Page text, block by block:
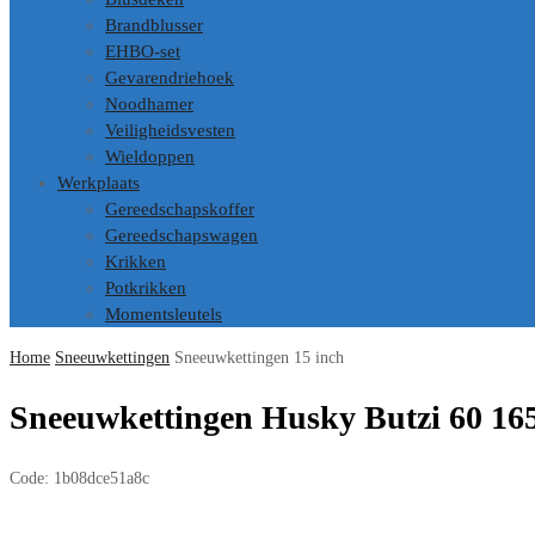
Brandblusser
EHBO-set
Gevarendriehoek
Noodhamer
Veiligheidsvesten
Wieldoppen
Werkplaats
Gereedschapskoffer
Gereedschapswagen
Krikken
Potkrikken
Momentsleutels
Home Sneeuwkettingen Sneeuwkettingen 15 inch
Sneeuwkettingen Husky Butzi 60
Code: 1b08dce51a8c